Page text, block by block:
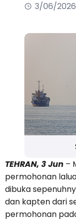
3/06/2026
TEHRAN, 3 Jun –
permohonan
dibuka
dan kapten dari
permohonan